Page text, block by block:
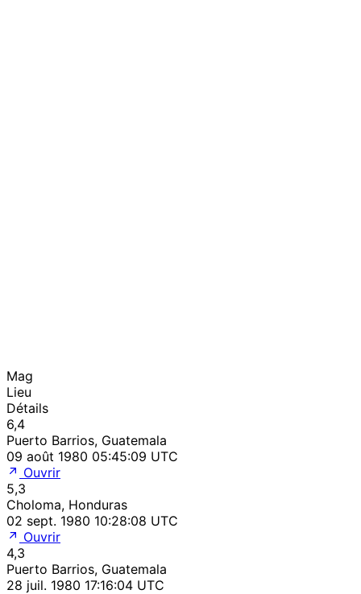
Mag
Lieu
Détails
6,4
Puerto Barrios, Guatemala
09 août 1980 05:45:09 UTC
Ouvrir
5,3
Choloma, Honduras
02 sept. 1980 10:28:08 UTC
Ouvrir
4,3
Puerto Barrios, Guatemala
28 juil. 1980 17:16:04 UTC